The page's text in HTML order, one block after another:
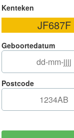
Kenteken
Geboortedatum
Postcode